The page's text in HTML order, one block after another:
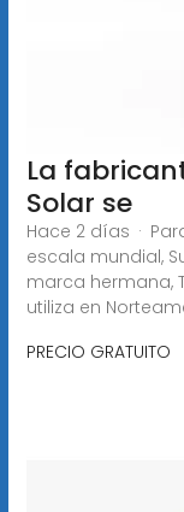
La
Solar se
Hace 2 días ·
escala mundial,
marca hermana,
utiliza en
PRECIO GRATUITO